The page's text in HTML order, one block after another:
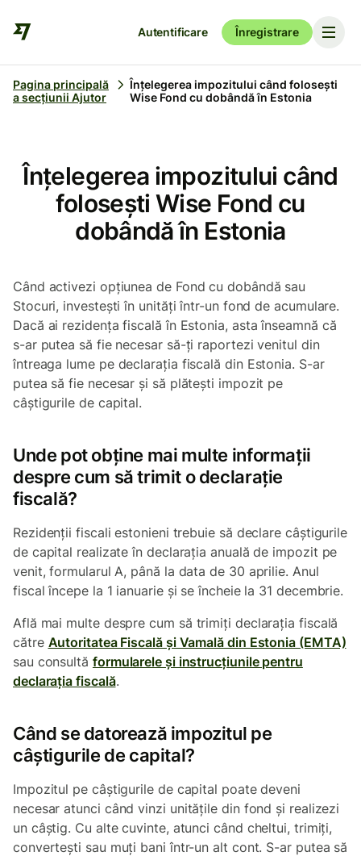
Autentificare Înregistrare
Pagina principală
a secțiunii Ajutor
Înțelegerea impozitului când folosești
Wise Fond cu dobândă în Estonia
Înțelegerea impozitului când
folosești Wise Fond cu
dobândă în Estonia
Când activezi opțiunea de Fond cu dobândă sau
Stocuri, investești în unități într-un fond de acumulare.
Dacă ai rezidența fiscală în Estonia, asta înseamnă că
s-ar putea să fie necesar să-ți raportezi venitul din
întreaga lume pe declarația fiscală din Estonia. S-ar
putea să fie necesar și să plătești impozit pe
câștigurile de capital.
Unde pot obține mai multe informații
despre cum să trimit o declarație
fiscală?
Rezidenții fiscali estonieni trebuie să declare câștigurile
de capital realizate în declarația anuală de impozit pe
venit, formularul A, până la data de 30 aprilie. Anul
fiscal începe la 1 ianuarie și se încheie la 31 decembrie.
Află mai multe despre cum să trimiți declarația fiscală
către Autoritatea Fiscală și Vamală din Estonia (EMTA)
sau consultă formularele și instrucțiunile pentru
declarația fiscală.
Când se datorează impozitul pe
câștigurile de capital?
Impozitul pe câștigurile de capital poate deveni
necesar atunci când vinzi unitățile din fond și realizezi
un câștig. Cu alte cuvinte, atunci când cheltui, trimiți,
convertești sau muți bani într-un alt cont. S-ar putea să